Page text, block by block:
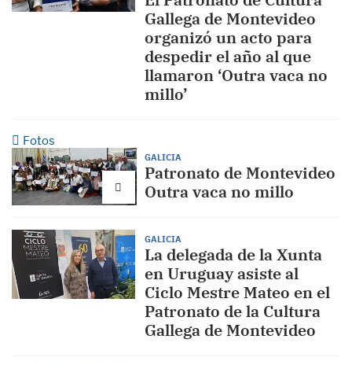
Gallega de Montevideo
organizó un acto para
despedir el año al que
llamaron ‘Outra vaca no
millo’
Fotos
GALICIA
Patronato de Montevideo
Outra vaca no millo
GALICIA
La delegada de la Xunta
en Uruguay asiste al
Ciclo Mestre Mateo en el
Patronato de la Cultura
Gallega de Montevideo